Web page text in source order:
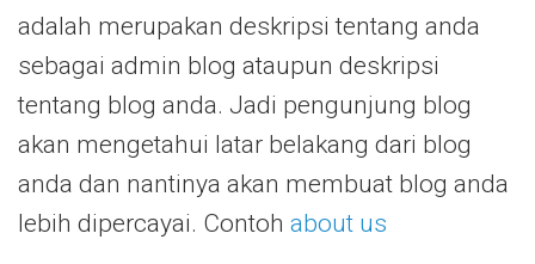
adalah merupakan deskripsi tentang anda
sebagai admin blog ataupun deskripsi
tentang blog anda. Jadi pengunjung blog
akan mengetahui latar belakang dari blog
anda dan nantinya akan membuat blog anda
lebih dipercayai. Contoh about us